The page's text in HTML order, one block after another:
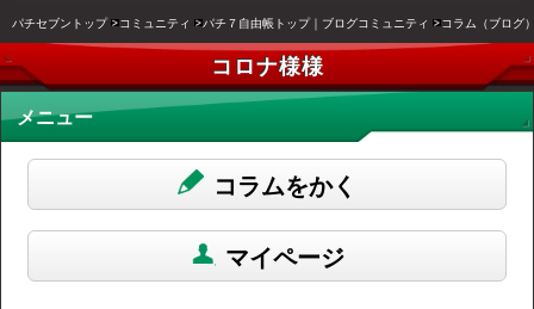
パチセブントップ コミュニティ パチ７自由帳トップ｜ブログコミュニティ コラム（ブログ
コロナ様様
メニュー
コラムをかく
マイページ